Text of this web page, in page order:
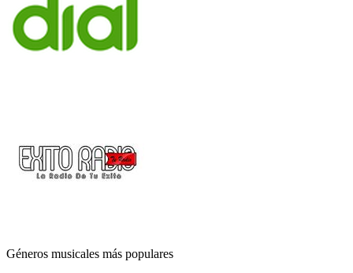
Géneros musicales más populares